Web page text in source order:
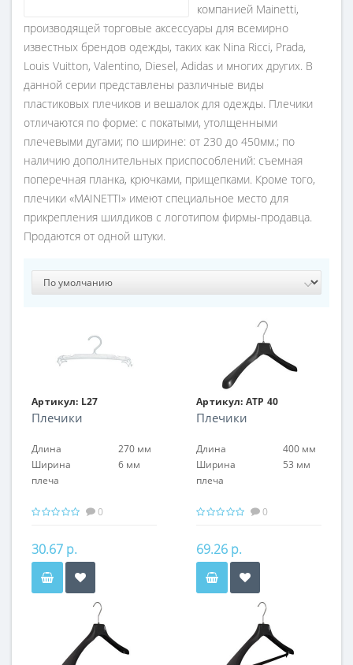
компанией Mainetti,
производящей торговые аксессуары для всемирно
известных брендов одежды, таких как Nina Ricci, Prada,
Louis Vuitton, Valentino, Diesel, Adidas и многих других. В
данной серии представлены различные виды
пластиковых плечиков и вешалок для одежды. Плечики
отличаются по форме: с покатыми, утолщенными
плечевыми дугами; по ширине: от 230 до 450мм.; по
наличию дополнительных приспособлений: съемная
поперечная планка, крючками, прищепками. Кроме того,
плечики «MAINETTI» имеют специальное место для
прикрепления шилдиков с логотипом фирмы-продавца.
Продаются от одной штуки.
Артикул: L27
Плечики
Длина
270 мм
Ширина
плеча
6 мм
0
30.67 р.
Артикул: АТР 40
Плечики
Длина
400 мм
Ширина
плеча
53 мм
0
69.26 р.